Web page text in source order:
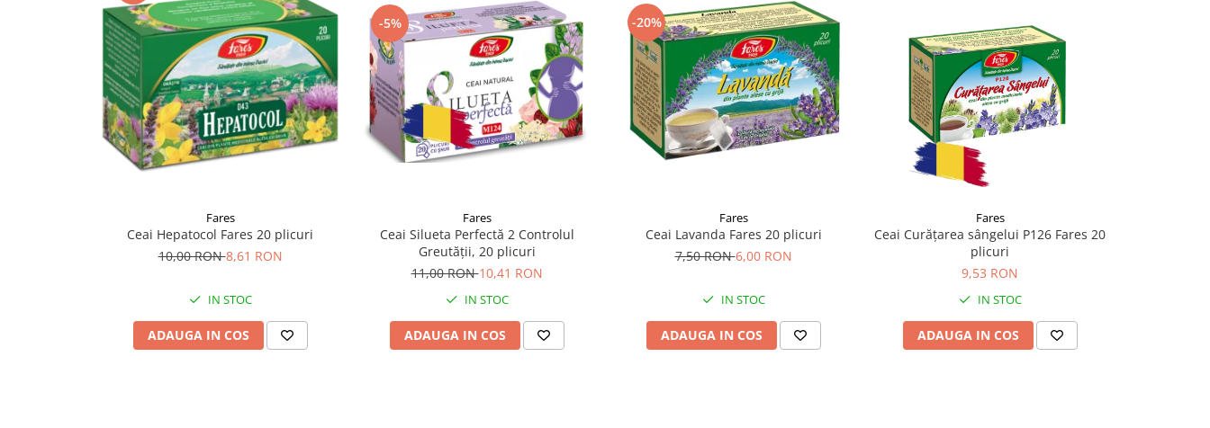
Supliment Vitamina D3
Supliment Vitamina E
Supliment Zinc
Tincturi si Gemoderivate
Tuse gat si respiratie
Vitamine si minerale
Fares
Ceai Hepatocol Fares 20 plicuri
10,00 RON8,61 RON
IN STOC
ADAUGA IN COS
-5%
Fares
Ceai Silueta Perfectă 2 Controlul
Greutății, 20 plicuri
11,00 RON10,41 RON
IN STOC
ADAUGA IN COS
-20%
Fares
Ceai Lavanda Fares 20 plicuri
7,50 RON6,00 RON
IN STOC
ADAUGA IN COS
Fares
Ceai Curățarea sângelui P126 Fares 20
plicuri
9,53 RON
IN STOC
ADAUGA IN COS